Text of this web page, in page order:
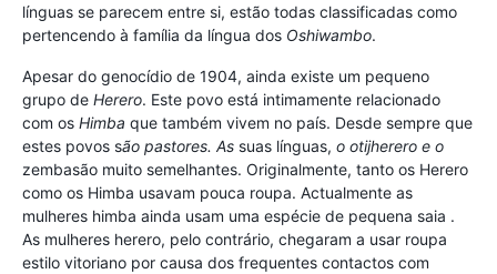
línguas se parecem entre si, estão todas classificadas como
pertencendo à família da língua dos Oshiwambo.
Apesar do genocídio de 1904, ainda existe um pequeno
grupo de Herero. Este povo está intimamente relacionado
com os Himba que também vivem no país. Desde sempre que
estes povos são pastores. As suas línguas, o otijherero e o
zembasão muito semelhantes. Originalmente, tanto os Herero
como os Himba usavam pouca roupa. Actualmente as
mulheres himba ainda usam uma espécie de pequena saia .
As mulheres herero, pelo contrário, chegaram a usar roupa
estilo vitoriano por causa dos frequentes contactos com